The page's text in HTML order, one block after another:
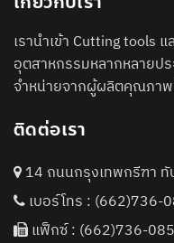
เรานำเข้า Cutting tools
อุตสาหกรรมหลากหลายปร
จำหน่ายจากผู้ผลิตคุณภาพ
ติดต่อเรา
14 ถนนกรุงเทพกรีฑา
เบอร์โทร : (662)736-
แฟ็กซ์ : (662)736-